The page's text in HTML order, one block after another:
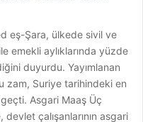
eş-Şara, ülkede sivil ve
emekli aylıklarında yüzde
duyurdu. Yayımlanan
zam, Suriye tarihindeki en
Asgari Maaş Üç
devlet çalışanlarının asgari